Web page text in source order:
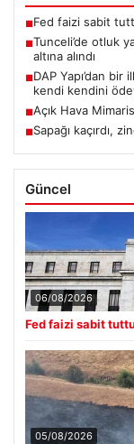
■Fed faizi sabit
■Tunceli’de otluk
altına alındı
■DAP Yapı’dan
kendi kendini
■Açık Hava
■Sapağı kaçırdı,
Güncel
06/08/2026
Fed faizi sabit
05/08/2026